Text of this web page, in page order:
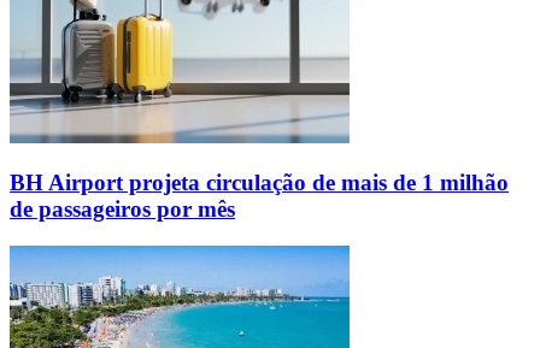
BH Airport projeta circulação de mais de 1 milhão
de passageiros por mês